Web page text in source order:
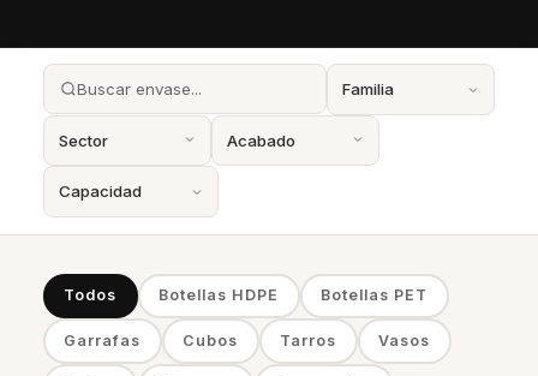
Todos Botellas HDPE Botellas PET
Garrafas Cubos Tarros Vasos